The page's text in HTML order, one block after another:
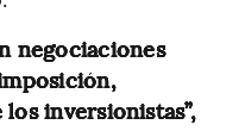
negociaciones
inversionistas”,